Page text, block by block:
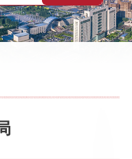
府信息公开年报